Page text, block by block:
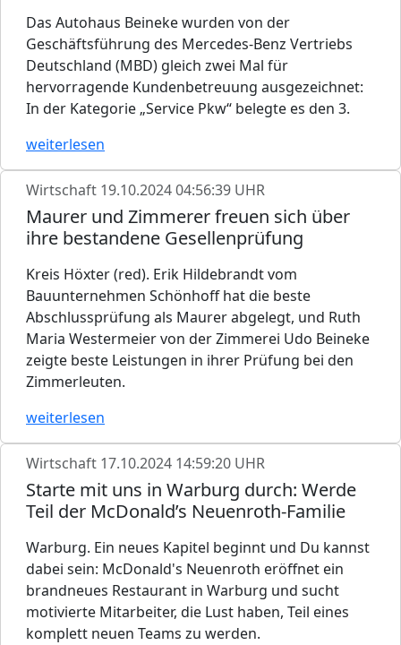
Das Autohaus Beineke wurden von der
Geschäftsführung des Mercedes-Benz Vertriebs
Deutschland (MBD) gleich zwei Mal für
hervorragende Kundenbetreuung ausgezeichnet:
In der Kategorie „Service Pkw“ belegte es den 3.
weiterlesen
Wirtschaft 19.10.2024 04:56:39 UHR
Maurer und Zimmerer freuen sich über
ihre bestandene Gesellenprüfung
Kreis Höxter (red). Erik Hildebrandt vom
Bauunternehmen Schönhoff hat die beste
Abschlussprüfung als Maurer abgelegt, und Ruth
Maria Westermeier von der Zimmerei Udo Beineke
zeigte beste Leistungen in ihrer Prüfung bei den
Zimmerleuten.
weiterlesen
Wirtschaft 17.10.2024 14:59:20 UHR
Starte mit uns in Warburg durch: Werde
Teil der McDonald’s Neuenroth-Familie
Warburg. Ein neues Kapitel beginnt und Du kannst
dabei sein: McDonald's Neuenroth eröffnet ein
brandneues Restaurant in Warburg und sucht
motivierte Mitarbeiter, die Lust haben, Teil eines
komplett neuen Teams zu werden.